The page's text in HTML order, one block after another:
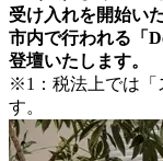
受け入れを開始い
市内で行われる「
登壇いたします。
※1：税法上では「
す。